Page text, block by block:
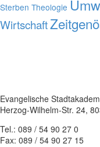
Sterben Theologie
Wirtschaft
Evangelische
Herzog-Wilhelm-Str. 24,
Tel.: 089 / 54 90 27 0
Fax: 089 / 54 90 27 15